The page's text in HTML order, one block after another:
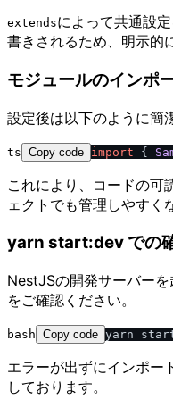
extendsによって共通設
書きされるため、明示的
モジュールのインポ
設定後は以下のように簡
ts Copy code import {
これにより、コードの可
ェクトでも管理しやすく
yarn start:dev での
NestJSの開発サーバー
をご確認ください。
bash Copy code
エラーが出ずにインポー
しております。